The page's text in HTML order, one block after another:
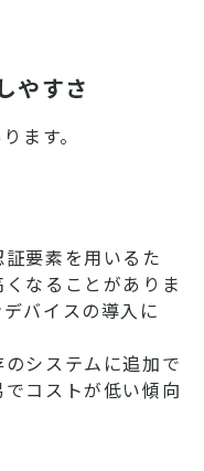
やすさ
ます。
要素を用いるた
なることがありま
バイスの導入に
システムに追加で
コストが低い傾向